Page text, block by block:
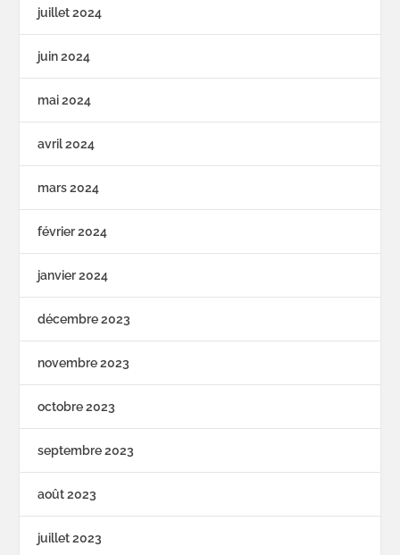
juillet 2024
juin 2024
mai 2024
avril 2024
mars 2024
février 2024
janvier 2024
décembre 2023
novembre 2023
octobre 2023
septembre 2023
août 2023
juillet 2023